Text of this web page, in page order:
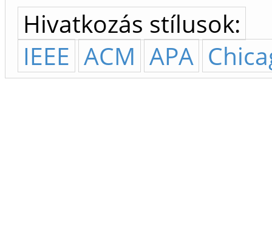
Hivatkozás stílusok:
IEEE ACM APA